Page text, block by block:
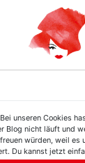
unseren Cookies
Blog nicht läuft und
würden, weil es
Du kannst jetzt